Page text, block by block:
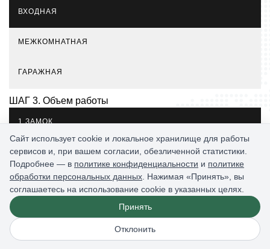
ВХОДНАЯ
МЕЖКОМНАТНАЯ
ГАРАЖНАЯ
ШАГ 3. Объем работы
1 ЗАМОК
2 ЗАМКА И БОЛЕЕ
от 1500 рублей
Сайт использует cookie и локальное хранилище для работы
сервисов и, при вашем согласии, обезличенной статистики.
Подробнее — в политике конфиденциальности и политике
обработки персональных данных . Нажимая «Принять», вы
соглашаетесь на использование cookie в указанных целях.
Принять
Отклонить